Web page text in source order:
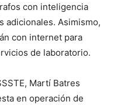
con inteligencia
adicionales. Asimismo,
con internet para
de laboratorio.
Martí Batres
en operación de